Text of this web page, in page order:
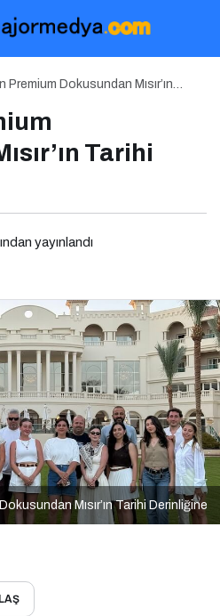
Premium Dokusundan Mısır’ın
Tarihi
yayınlandı
Mısır’ın Tarihi Derinliğine
Platformu GStatil